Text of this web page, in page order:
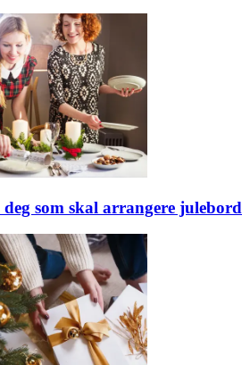
som skal arrangere julebord